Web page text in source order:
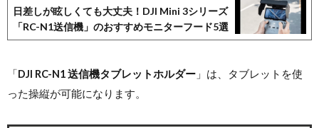
日差しが眩しくても大丈夫！DJI Mini 3シリーズ
「RC-N1送信機」のおすすめモニターフード5選
「DJI RC-N1 送信機タブレットホルダー 」は、タブレットを使
った操縦が可能になります。